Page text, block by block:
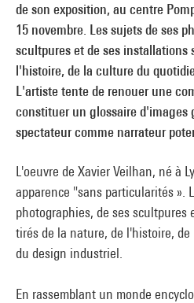
de son exposition, au centre
15 novembre. Les sujets de ses
scultpures et de ses installations
l'histoire, de la culture du
L'artiste tente de renouer une
constituer un glossaire d'images
spectateur comme narrateur
L'oeuvre de Xavier Veilhan, né à
apparence "sans particularités ».
photographies, de ses
tirés de la nature, de l'histoire,
du design industriel.
En rassemblant un monde